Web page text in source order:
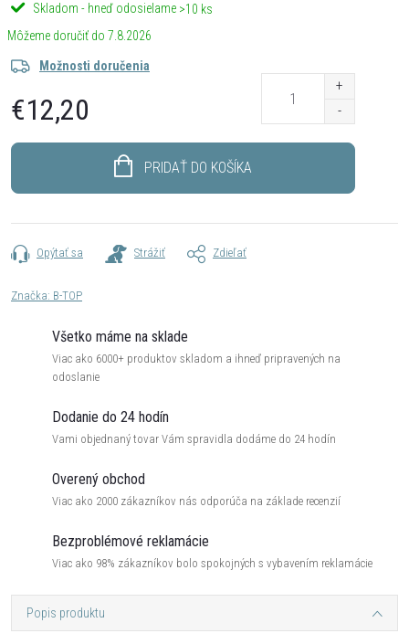
Skladom - hneď odosielame >10 ks
7.8.2026
Možnosti doručenia
€12,20
PRIDAŤ DO KOŠÍKA
Opýtať sa Strážiť Zdieľať
Značka: B-TOP
Všetko máme na sklade
Viac ako 6000+ produktov skladom a ihneď pripravených na
odoslanie
Dodanie do 24 hodín
Vami objednaný tovar Vám spravidla dodáme do 24 hodín
Overený obchod
Viac ako 2000 zákazníkov nás odporúča na základe recenzií
Bezproblémové reklamácie
Viac ako 98% zákazníkov bolo spokojných s vybavením reklamácie
Popis produktu